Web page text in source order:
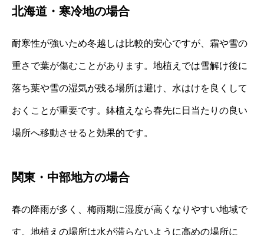
北海道・寒冷地の場合
耐寒性が強いため冬越しは比較的安心ですが、霜や雪の
重さで葉が傷むことがあります。地植えでは雪解け後に
落ち葉や雪の湿気が残る場所は避け、水はけを良くして
おくことが重要です。鉢植えなら春先に日当たりの良い
場所へ移動させると効果的です。
関東・中部地方の場合
春の降雨が多く、梅雨期に湿度が高くなりやすい地域で
す。地植えの場所は水が滞らないように高めの場所に